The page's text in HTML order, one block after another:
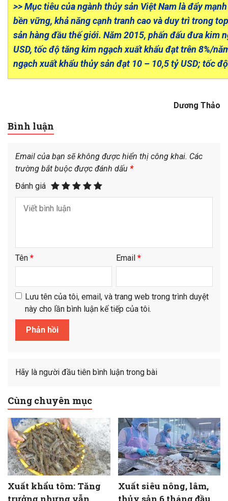
>> Mục tiêu của ngành thủy sản Việt Nam là đẩy
bền vững, khả năng cạnh tranh cao và duy trì trong
sản hàng đầu thế giới. Năm 2015, phấn đấu đưa kim
USD, tốc độ tăng kim ngạch xuất khẩu đạt trên 8%/
ngạch xuất khẩu thủy sản đạt 10 – 10,5 tỷ USD; tốc
Dương Thảo
Bình luận
Email của bạn sẽ không được hiển thị công khai. Các
trường bắt buộc được đánh dấu *
Đánh giá
Tên * Email *
Lưu tên của tôi, email, và trang web trong trình duyệt
này cho lần bình luận kế tiếp của tôi.
Hãy là người đầu tiên bình luận trong bài
Cùng chuyên mục
Xuất khẩu tôm: Tăng
trưởng nhưng vẫn
Xuất siêu nông, lâm,
thủy sản 6 tháng đầu